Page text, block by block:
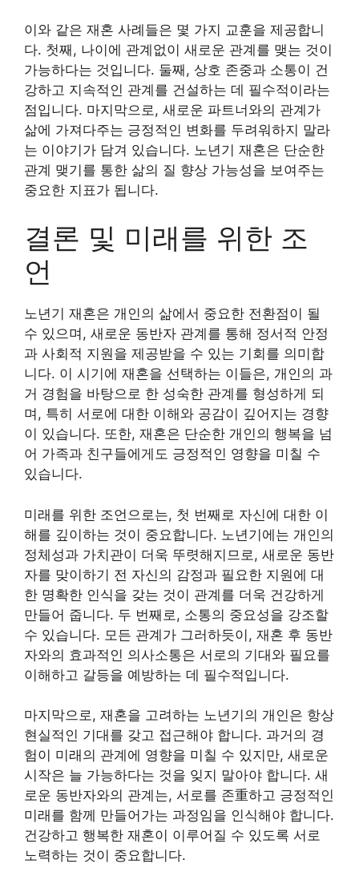
이와 같은 재혼 사례들은 몇 가지 교훈을 제공합니
다. 첫째, 나이에 관계없이 새로운 관계를 맺는 것이
가능하다는 것입니다. 둘째, 상호 존중과 소통이 건
강하고 지속적인 관계를 건설하는 데 필수적이라는
점입니다. 마지막으로, 새로운 파트너와의 관계가
삶에 가져다주는 긍정적인 변화를 두려워하지 말라
는 이야기가 담겨 있습니다. 노년기 재혼은 단순한
관계 맺기를 통한 삶의 질 향상 가능성을 보여주는
중요한 지표가 됩니다.
결론 및 미래를 위한 조
언
노년기 재혼은 개인의 삶에서 중요한 전환점이 될
수 있으며, 새로운 동반자 관계를 통해 정서적 안정
과 사회적 지원을 제공받을 수 있는 기회를 의미합
니다. 이 시기에 재혼을 선택하는 이들은, 개인의 과
거 경험을 바탕으로 한 성숙한 관계를 형성하게 되
며, 특히 서로에 대한 이해와 공감이 깊어지는 경향
이 있습니다. 또한, 재혼은 단순한 개인의 행복을 넘
어 가족과 친구들에게도 긍정적인 영향을 미칠 수
있습니다.
미래를 위한 조언으로는, 첫 번째로 자신에 대한 이
해를 깊이하는 것이 중요합니다. 노년기에는 개인의
정체성과 가치관이 더욱 뚜렷해지므로, 새로운 동반
자를 맞이하기 전 자신의 감정과 필요한 지원에 대
한 명확한 인식을 갖는 것이 관계를 더욱 건강하게
만들어 줍니다. 두 번째로, 소통의 중요성을 강조할
수 있습니다. 모든 관계가 그러하듯이, 재혼 후 동반
자와의 효과적인 의사소통은 서로의 기대와 필요를
이해하고 갈등을 예방하는 데 필수적입니다.
마지막으로, 재혼을 고려하는 노년기의 개인은 항상
현실적인 기대를 갖고 접근해야 합니다. 과거의 경
험이 미래의 관계에 영향을 미칠 수 있지만, 새로운
시작은 늘 가능하다는 것을 잊지 말아야 합니다. 새
로운 동반자와의 관계는, 서로를 존重하고 긍정적인
미래를 함께 만들어가는 과정임을 인식해야 합니다.
건강하고 행복한 재혼이 이루어질 수 있도록 서로
노력하는 것이 중요합니다.